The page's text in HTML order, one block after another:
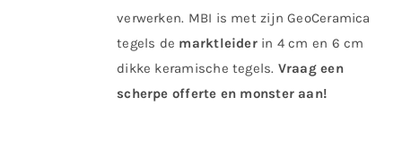
verwerken. MBI is met zijn GeoCeramica
tegels de marktleiderin 4 cm en 6 cm
dikke keramische tegels. Vraag een
scherpe offerte en monster aan!